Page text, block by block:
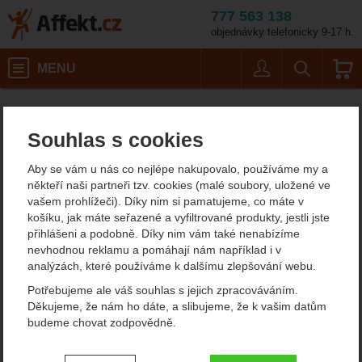
Souhlas s cookies
Aby se vám u nás co nejlépe nakupovalo, používáme my a
někteří naši partneři tzv. cookies (malé soubory, uložené ve
vašem prohlížeči). Díky nim si pamatujeme, co máte v
košíku, jak máte seřazené a vyfiltrované produkty, jestli jste
přihlášeni a podobně. Díky nim vám také nenabízíme
nevhodnou reklamu a pomáhají nám například i v
analýzách, které používáme k dalšímu zlepšování webu.
Potřebujeme ale váš souhlas s jejich zpracováváním.
Děkujeme, že nám ho dáte, a slibujeme, že k vašim datům
budeme chovat zodpovědně.
Nastavení souhlasů s kategoriemi
777 563 138
objednávky telefonicky 9-17 h.
MENU
Deejo Wood 37 g
Deejo Wood 37 g
Granadilla 1CB004
Fotografie